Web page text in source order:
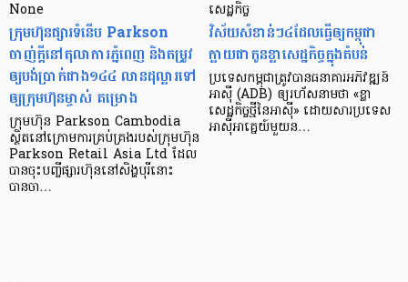
None
ក្រុមហ៊ុនផ្សារទំនើប Parkson
ចាញ់ក្ដីនៅតុលាការភ្នំពេញ និងតម្រូវ
ឲ្យបង់ប្រាក់ជាង១៤៤ លានដុល្លារទៅ
ឲ្យក្រុមហ៊ុនម្ចាស់ គម្រោង
ក្រុមហ៊ុន Parkson Cambodia
ស្ថិតនៅក្រោមការគ្រប់គ្រងរបស់ក្រុមហ៊ុន
Parkson Retail Asia Ltd ដែល
បានចុះបញ្ចីផ្សារហ៊ុននៅសិង្ហបុរីនោះ
បានចា…
សេដ្ឋកិច្ច​
វិស័យ​សំខាន់ៗ​៤​ដែល​ធ្វើ​ឲ្យ​កម្ពុជា​
ក្លាយ​ជា​កូន​ខ្លា​សេដ្ឋកិច្ច​ក្នុង​តំបន់
ប្រទេស​កម្ពុជា​ត្រូវ​បាន​ធនាគារ​អភិវឌ្ឍន៍​
អាស៊ី (ADB) ឲ្យ​រហ័ស​នាមថា «ខ្លា​
សេដ្ឋកិច្ច​ថ្មី​នៃ​អាស៊ី» ដោយសារ​ប្រទេស​
អាស៊ី​អាគ្នេយ៍​មួយ​ន…